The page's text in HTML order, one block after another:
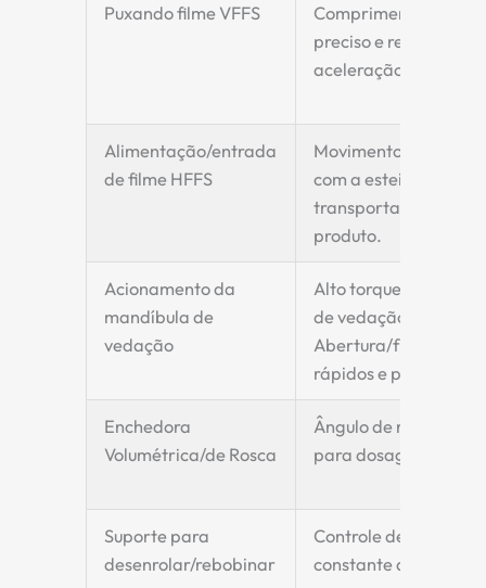
Puxando filme VFFS
Comprimento da
preciso e repetível;
aceleração/
Alimentação/entrada
de filme HFFS
Movimento
com a esteira
transportadora do
produto.
Acionamento da
mandíbula de
vedação
Alto torque para
de vedação;
Abertura/
rápidos e precisos.
Enchedora
Volumétrica/de Rosca
Ângulo de rotação
para dosagem exata.
Suporte para
desenrolar/rebobinar
Controle de tensão
constante do filme.